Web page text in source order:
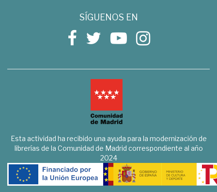
SÍGUENOS EN
Esta actividad ha recibido una ayuda para la modernización de
librerías de la Comunidad de Madrid correspondiente al año
2024